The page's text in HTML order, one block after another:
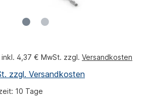
4,37 € MwSt. zzgl. Versandkosten
zzgl. Versandkosten
10 Tage